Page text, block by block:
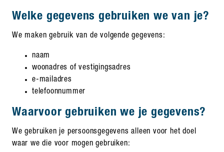
Welke gegevens gebruiken we van je?
We maken gebruik van de volgende gegevens:
naam
woonadres of vestigingsadres
e-mailadres
telefoonnummer
Waarvoor gebruiken we je gegevens?
We gebruiken je persoonsgegevens alleen voor het doel
waar we die voor mogen gebruiken: